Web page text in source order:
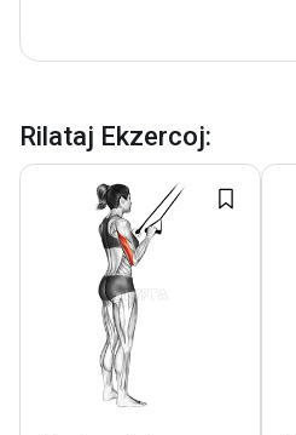
Rilataj Ekzercoj: